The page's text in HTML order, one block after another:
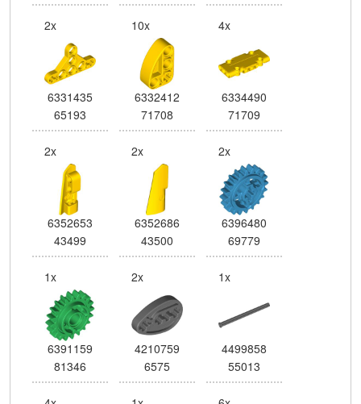
2x
6331435
65193
10x
6332412
71708
4x
6334490
71709
2x
6352653
43499
2x
6352686
43500
2x
6396480
69779
1x
6391159
81346
2x
4210759
6575
1x
4499858
55013